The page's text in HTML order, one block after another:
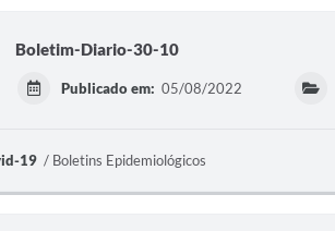
Boletim-Diario-30-10
Publicado em: 05/08/2022
19 Boletins Epidemiológicos